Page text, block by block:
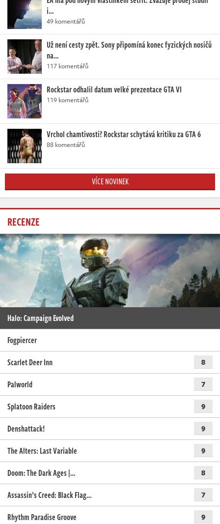
i…
49 komentářů
Už není cesty zpět. Sony připomíná konec fyzických nosičů
na…
117 komentářů
Rockstar odhalil datum velké prezentace GTA VI
119 komentářů
Vrchol chamtivosti? Rockstar schytává kritiku za GTA 6
88 komentářů
VÍCE NOVINEK
RECENZE
Halo: Campaign Evolved
Fogpiercer
Scarlet Deer Inn
8
Palworld 7
Splatoon Raiders 9
Denshattack! 9
The Alters: Last Variable 9
Doom: The Dark Ages |… 8
Assassin’s Creed: Black Flag… 7
Rhythm Paradise Groove 9